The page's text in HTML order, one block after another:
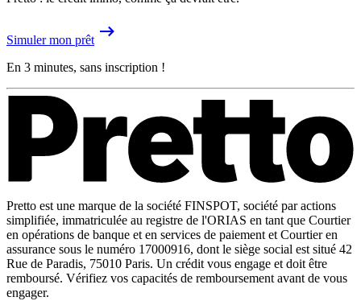
Simuler mon prêt
En 3 minutes, sans inscription !
Pretto est une marque de la société FINSPOT, société par actions
simplifiée, immatriculée au registre de l'ORIAS en tant que Courtier
en opérations de banque et en services de paiement et Courtier en
assurance sous le numéro 17000916, dont le siège social est situé 42
Rue de Paradis, 75010 Paris. Un crédit vous engage et doit être
remboursé. Vérifiez vos capacités de remboursement avant de vous
engager.